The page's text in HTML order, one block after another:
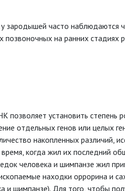
зародышей часто наблюдаются
на ранних стадиях
позволяет установить степень
отдельных генов или целых
накопленных различий,
когда жил их последний
человека и шимпанзе жил
находки оррорина и
и шимпанзе). Для того, чтобы